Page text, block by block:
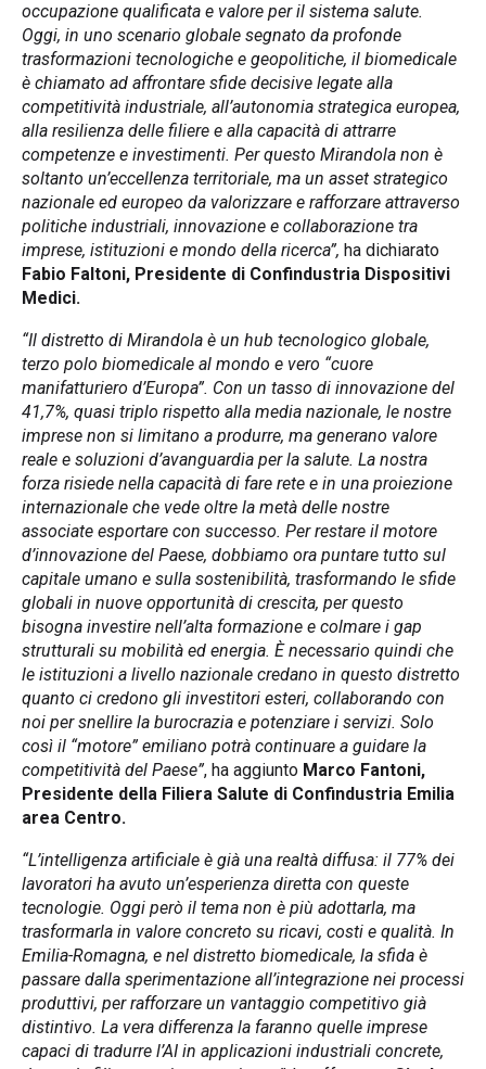
occupazione qualificata e valore per il sistema salute.
Oggi, in uno scenario globale segnato da profonde
trasformazioni tecnologiche e geopolitiche, il biomedicale
è chiamato ad affrontare sfide decisive legate alla
competitività industriale, all’autonomia strategica europea,
alla resilienza delle filiere e alla capacità di attrarre
competenze e investimenti. Per questo Mirandola non è
soltanto un’eccellenza territoriale, ma un asset strategico
nazionale ed europeo da valorizzare e rafforzare attraverso
politiche industriali, innovazione e collaborazione tra
imprese, istituzioni e mondo della ricerca”, ha dichiarato
Fabio Faltoni, Presidente di Confindustria Dispositivi
Medici.
“Il distretto di Mirandola è un hub tecnologico globale,
terzo polo biomedicale al mondo e vero “cuore
manifatturiero d’Europa”. Con un tasso di innovazione del
41,7%, quasi triplo rispetto alla media nazionale, le nostre
imprese non si limitano a produrre, ma generano valore
reale e soluzioni d’avanguardia per la salute. La nostra
forza risiede nella capacità di fare rete e in una proiezione
internazionale che vede oltre la metà delle nostre
associate esportare con successo. Per restare il motore
d’innovazione del Paese, dobbiamo ora puntare tutto sul
capitale umano e sulla sostenibilità, trasformando le sfide
globali in nuove opportunità di crescita, per questo
bisogna investire nell’alta formazione e colmare i gap
strutturali su mobilità ed energia. È necessario quindi che
le istituzioni a livello nazionale credano in questo distretto
quanto ci credono gli investitori esteri, collaborando con
noi per snellire la burocrazia e potenziare i servizi. Solo
così il “motore” emiliano potrà continuare a guidare la
competitività del Paese”, ha aggiunto Marco Fantoni,
Presidente della Filiera Salute di Confindustria Emilia
area Centro.
“L’intelligenza artificiale è già una realtà diffusa: il 77% dei
lavoratori ha avuto un’esperienza diretta con queste
tecnologie. Oggi però il tema non è più adottarla, ma
trasformarla in valore concreto su ricavi, costi e qualità. In
Emilia-Romagna, e nel distretto biomedicale, la sfida è
passare dalla sperimentazione all’integrazione nei processi
produttivi, per rafforzare un vantaggio competitivo già
distintivo. La vera differenza la faranno quelle imprese
capaci di tradurre l’AI in applicazioni industriali concrete,